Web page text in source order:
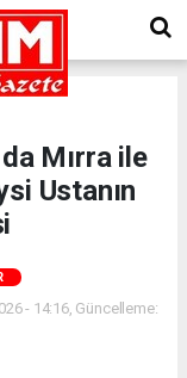
da Mırra ile
Ustanın
- 14:16, Güncelleme: